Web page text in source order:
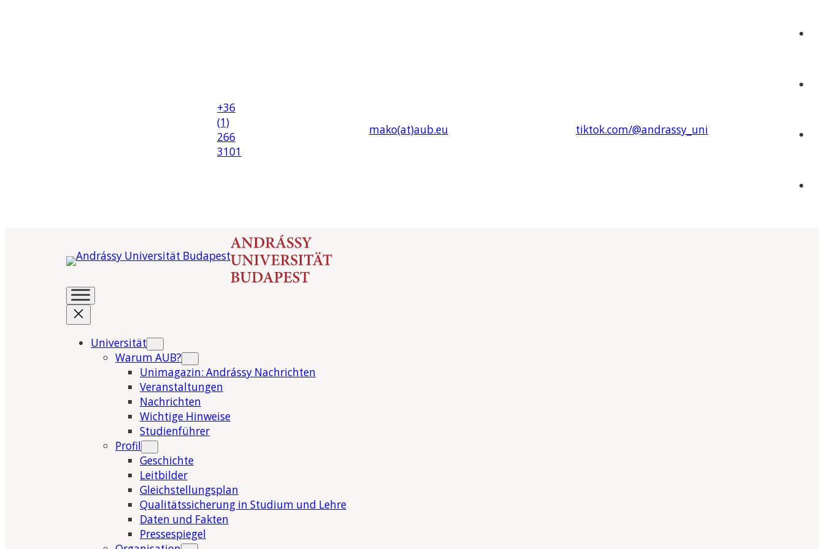
+36
(1)
266
3101
mako(at)aub.eu tiktok.com/@andrassy_uni
Universität
Warum AUB?
Unimagazin: Andrássy Nachrichten
Veranstaltungen
Nachrichten
Wichtige Hinweise
Studienführer
Profil
Geschichte
Leitbilder
Gleichstellungsplan
Qualitätssicherung in Studium und Lehre
Daten und Fakten
Pressespiegel